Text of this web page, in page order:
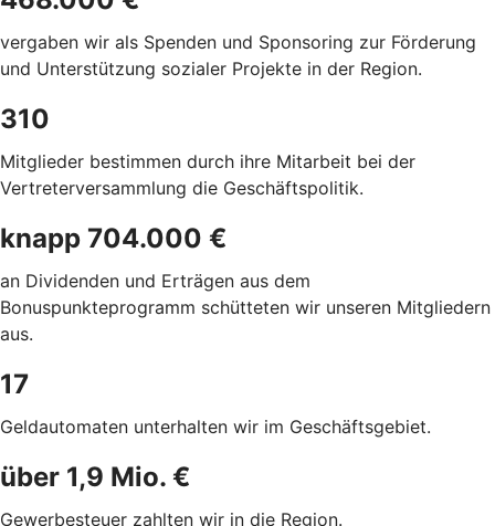
vergaben wir als Spenden und Sponsoring zur Förderung
und Unterstützung sozialer Projekte in der Region.
310
Mitglieder bestimmen durch ihre Mitarbeit bei der
Vertreterversammlung die Geschäftspolitik.
knapp 704.000 €
an Dividenden und Erträgen aus dem
Bonuspunkteprogramm schütteten wir unseren Mitgliedern
aus.
17
Geldautomaten unterhalten wir im Geschäftsgebiet.
über 1,9 Mio. €
Gewerbesteuer zahlten wir in die Region.